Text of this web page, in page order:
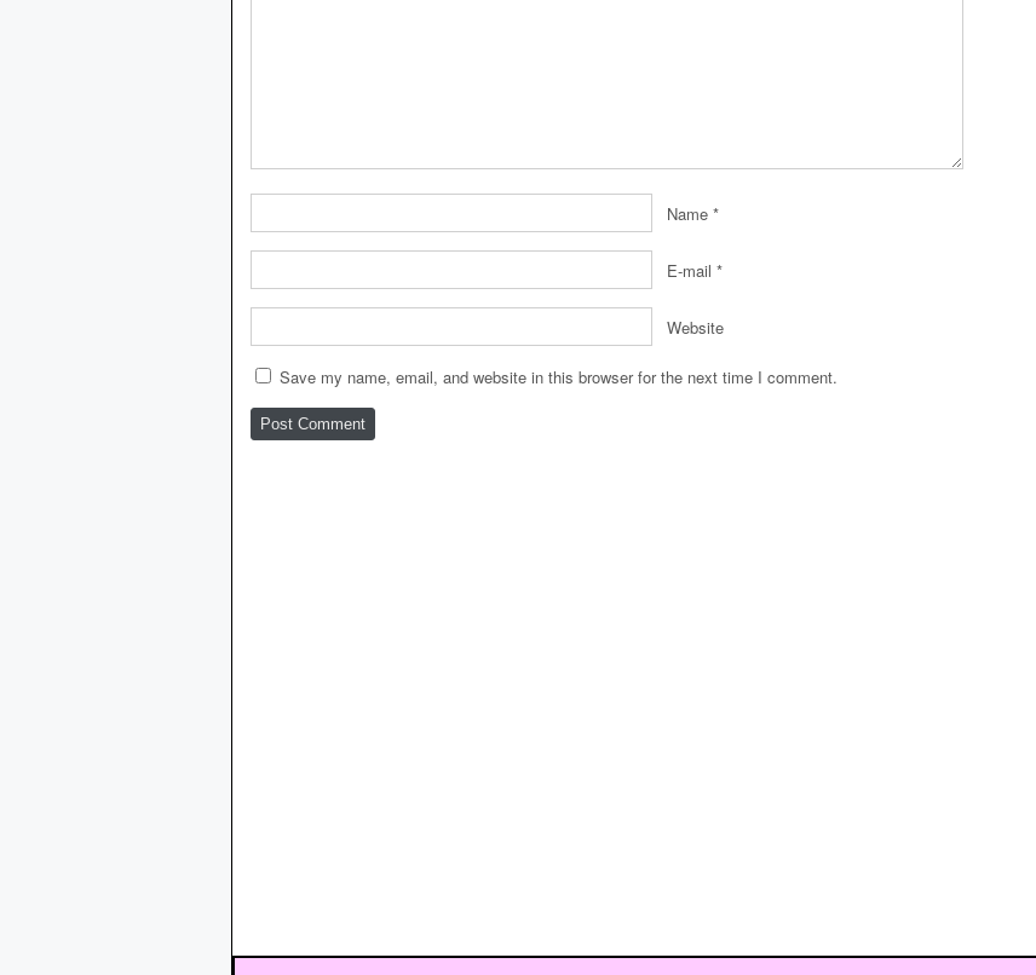
Name *
E-mail *
Website
Save my name, email, and website in this browser for the next time I comment.